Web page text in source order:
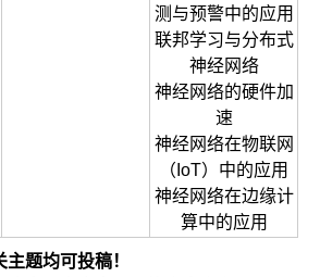
测与预警中的应用
联邦学习与分布式
神经网络
神经网络的硬件加
速
神经网络在物联网
（IoT）中的应用
神经网络在边缘计
算中的应用
题均可投稿！